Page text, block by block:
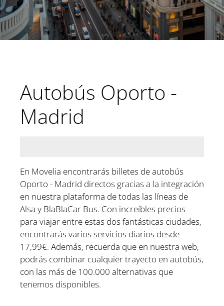
Autobús Oporto -
Madrid
En Movelia encontrarás billetes de autobús
Oporto - Madrid directos gracias a la integración
en nuestra plataforma de todas las líneas de
Alsa y BlaBlaCar Bus. Con increíbles precios
para viajar entre estas dos fantásticas ciudades,
encontrarás varios servicios diarios desde
17,99€. Además, recuerda que en nuestra web,
podrás combinar cualquier trayecto en autobús,
con las más de 100.000 alternativas que
tenemos disponibles.